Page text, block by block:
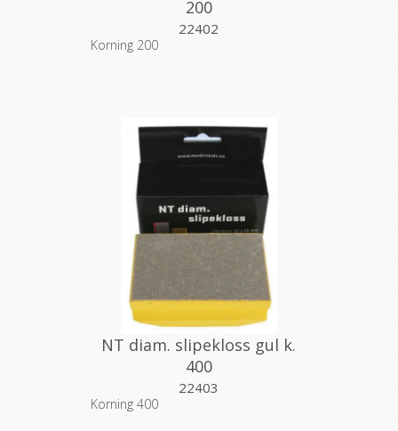
200
22402
Korning 200
NT diam. slipekloss gul k.
400
22403
Korning 400